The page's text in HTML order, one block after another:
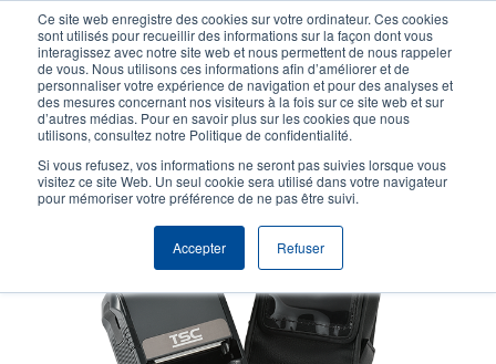
Ce site web enregistre des cookies sur votre ordinateur. Ces cookies
sont utilisés pour recueillir des informations sur la façon dont vous
interagissez avec notre site web et nous permettent de nous rappeler
de vous. Nous utilisons ces informations afin d’améliorer et de
personnaliser votre expérience de navigation et pour des analyses et
des mesures concernant nos visiteurs à la fois sur ce site web et sur
d’autres médias. Pour en savoir plus sur les cookies que nous
utilisons, consultez notre Politique de confidentialité.
Si vous refusez, vos informations ne seront pas suivies lorsque vous
visitez ce site Web. Un seul cookie sera utilisé dans votre navigateur
pour mémoriser votre préférence de ne pas être suivi.
Accepter Refuser
contenu
principal
User
account
menu
User
Header
Sélecteur de produits Tech Support
Contacter le service commercial